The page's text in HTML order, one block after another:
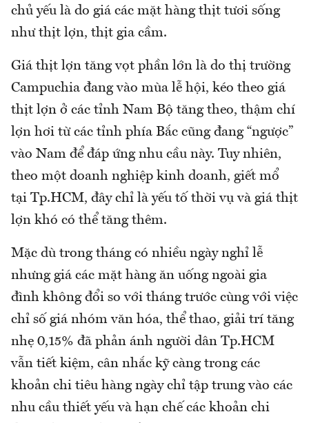
chủ yếu là do giá các mặt hàng thịt tươi sống
như thịt lợn, thịt gia cầm.
Giá thịt lợn tăng vọt phần lớn là do thị trường
Campuchia đang vào mùa lễ hội, kéo theo giá
thịt lợn ở các tỉnh Nam Bộ tăng theo, thậm chí
lợn hơi từ các tỉnh phía Bắc cũng đang “ngược”
vào Nam để đáp ứng nhu cầu này. Tuy nhiên,
theo một doanh nghiệp kinh doanh, giết mổ
tại Tp.HCM, đây chỉ là yếu tố thời vụ và giá thịt
lợn khó có thể tăng thêm.
Mặc dù trong tháng có nhiều ngày nghỉ lễ
nhưng giá các mặt hàng ăn uống ngoài gia
đình không đổi so với tháng trước cùng với việc
chỉ số giá nhóm văn hóa, thể thao, giải trí tăng
nhẹ 0,15% đã phản ánh người dân Tp.HCM
vẫn tiết kiệm, cân nhắc kỹ càng trong các
khoản chi tiêu hàng ngày chỉ tập trung vào các
nhu cầu thiết yếu và hạn chế các khoản chi